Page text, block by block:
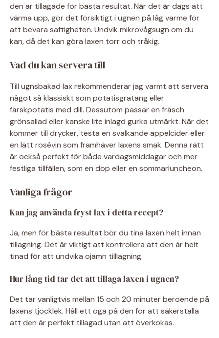
den är tillagade för bästa resultat. När det är dags att
värma upp, gör det försiktigt i ugnen på låg värme för
att bevara saftigheten. Undvik mikrovågsugn om du
kan, då det kan göra laxen torr och tråkig.
Vad du kan servera till
Till ugnsbakad lax rekommenderar jag varmt att servera
något så klassiskt som potatisgratäng eller
färskpotatis med dill. Dessutom passar en fräsch
grönsallad eller kanske lite inlagd gurka utmärkt. När det
kommer till drycker, testa en svalkande äppelcider eller
en lätt rosévin som framhäver laxens smak. Denna rätt
är också perfekt för både vardagsmiddagar och mer
festliga tillfällen, som en dop eller en sommarluncheon.
Vanliga frågor
Kan jag använda fryst lax i detta recept?
Ja, men för bästa resultat bör du tina laxen helt innan
tillagning. Det är viktigt att kontrollera att den är helt
tinad för att undvika ojämn tilllagning.
Hur lång tid tar det att tillaga laxen i ugnen?
Det tar vanligtvis mellan 15 och 20 minuter beroende på
laxens tjocklek. Håll ett öga på den för att säkerställa
att den är perfekt tillagad utan att överkokas.